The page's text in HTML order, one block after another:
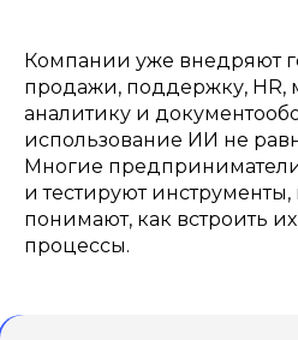
Компании уже внедряют
продажи, поддержку, HR,
аналитику и
использование ИИ не
Многие
и тестируют инструменты,
понимают, как встроить
процессы.